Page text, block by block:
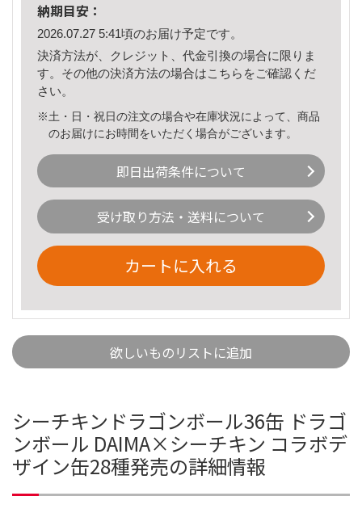
納期目安：
2026.07.27 5:41頃のお届け予定です。
決済方法が、クレジット、代金引換の場合に限りま
す。その他の決済方法の場合はこちら をご確認くだ
さい。
※土・日・祝日の注文の場合や在庫状況によって、商品
のお届けにお時間をいただく場合がございます。
即日出荷条件について
受け取り方法・送料について
カートに入れる
欲しいものリストに追加
シーチキンドラゴンボール36缶 ドラゴ
ンボール DAIMA×シーチキン コラボデ
ザイン缶28種発売の詳細情報